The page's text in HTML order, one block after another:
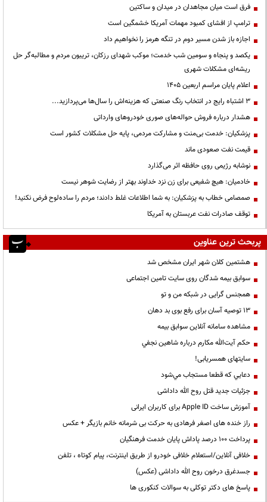
فرق است میان مجاهدان در میدان و ساکتین
ترامپ از افشای کمبود مهمات آمریکا خشمگین است
اجازه باز شدن مسیر دوم در تنگه هرمز را نخواهیم داد
یکصد و پنجاه و سومین شب خدمت؛ موکب شهدای رزکان، تریبون مردم و مطالبه‌گر حل
ریشه‌ای مشکلات شهری
اعلام پایان مراسم اربعین ۱۴۰۵
3 اشتباه رایج در انتخاب رنگ صنعتی که هزینه‌اش را سال‌ها می‌پردازید...
هشدار درباره فروش حواله‌های صوری خودروهای وارداتی
پزشکیان: خدمت بی‌منت و مشارکت مردمی، پایه حل مشکلات کشور است
قیمت نفت صعودی ماند
نوشابه رژیمی روی حافظه اثر می‌گذارد
خادمیان: هیچ شفیعی برای زن نزد خداوند بهتر از رضایت شوهر نیست
صمصامی خطاب به پزشکیان: به شما اطلاعات غلط دادند؛ مردم را ساده‌لوح فرض نکنید!
توقف صادرات نفت عربستان به آمریکا
پربحث ترین عناوین
هشتمین کلان شهر ایران مشخص شد
سوابق بیمه شدگان روی سایت تامین اجتماعی
همجنس گرایی در شبکه من و تو
13 توصیه آسان برای رفع بوی بد دهان
مشاهده سامانه آنلاين سوابق بیمه
حكم آيت‌الله مكارم درباره شاهين نجفي
سایتهای همسریابی!
دعايي كه قطعا مستجاب مي‌شود
جزئیات جدید قتل روح الله داداشی
آموزش ساخت Apple ID برای کاربران ایرانی
راز خنده های اصغر فرهادی به حرکت بی شرمانه خانم بازیگر + عکس
پرداخت ۱۰۰ درصد پاداش پایان خدمت فرهنگیان
خلافی آنلاین/استعلام خلافی خودرو از طریق اینترنت، پیام کوتاه ، تلفن
جسدغرق درخون روح الله داداشی (عکس)
پاسخ های دکتر توکلی به سوالات کنکوری ها